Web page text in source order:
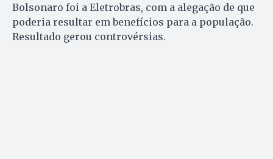
Bolsonaro foi a Eletrobras, com a alegação de que
poderia resultar em benefícios para a população.
Resultado gerou controvérsias.